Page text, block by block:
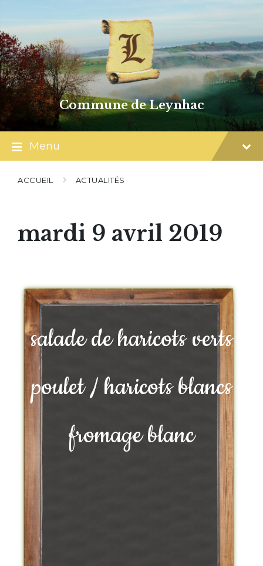
content
main
navigation
footer
Commune de Leynhac
Menu
ACCUEIL ACTUALITÉS
mardi 9 avril 2019
salade de haricots verts
poulet / haricots blancs
fromage blanc